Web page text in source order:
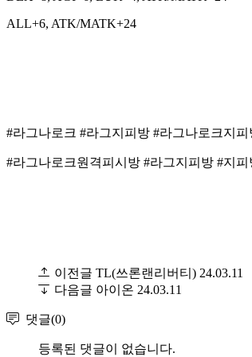
ALL+6, ATK/MATK+24
#라그나로크 #라그지피방 #라그나로크지
#라그나로크원격피시방 #라그지피방 #지
이전글 TL(쓰론랜리버티) 24.03.11
다음글 아이온 24.03.11
댓글(0)
등록된 댓글이 없습니다.